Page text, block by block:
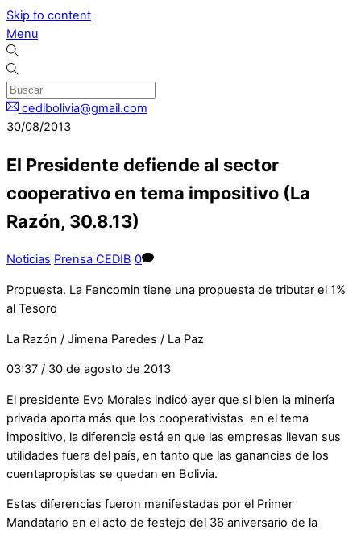
Skip to content
Menu
cedibolivia@gmail.com
30/08/2013
El Presidente defiende al sector
cooperativo en tema impositivo (La
Razón, 30.8.13)
Noticias Prensa CEDIB 0
Propuesta. La Fencomin tiene una propuesta de tributar el 1%
al Tesoro
La Razón / Jimena Paredes / La Paz
03:37 / 30 de agosto de 2013
El presidente Evo Morales indicó ayer que si bien la minería
privada aporta más que los cooperativistas en el tema
impositivo, la diferencia está en que las empresas llevan sus
utilidades fuera del país, en tanto que las ganancias de los
cuentapropistas se quedan en Bolivia.
Estas diferencias fueron manifestadas por el Primer
Mandatario en el acto de festejo del 36 aniversario de la